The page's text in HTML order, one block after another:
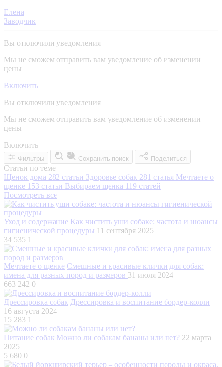
Елена
Заводчик
Вы отключили уведомления
Мы не сможем отправить вам уведомление об изменении
цены
Включить
Вы отключили уведомления
Мы не сможем отправить вам уведомление об изменении
цены
Включить
Фильтры Сохранить поиск Поделиться
Статьи по теме
Щенок дома 282 статьи Здоровье собак 281 статья Мечтаете о
щенке 153 статьи Выбираем щенка 119 статей
Посмотреть все
Уход и содержание Как чистить уши собаке: частота и нюансы
гигиенической процедуры 11 сентября 2025
34 535 1
Мечтаете о щенке Смешные и красивые клички для собак:
имена для разных пород и размеров 31 июля 2024
663 242 0
Дрессировка собак Дрессировка и воспитание бордер-колли
16 августа 2024
15 283 1
Питание собак Можно ли собакам бананы или нет? 22 марта
2025
5 680 0